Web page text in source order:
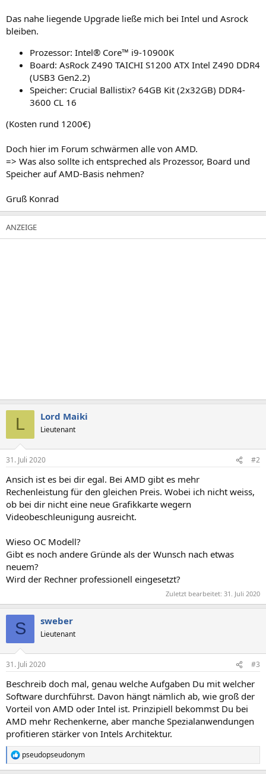
Das nahe liegende Upgrade ließe mich bei Intel und Asrock
bleiben.
Prozessor: Intel® Core™ i9-10900K
Board: AsRock Z490 TAICHI S1200 ATX Intel Z490 DDR4
(USB3 Gen2.2)
Speicher: Crucial Ballistix? 64GB Kit (2x32GB) DDR4-
3600 CL 16
(Kosten rund 1200€)
Doch hier im Forum schwärmen alle von AMD.
=> Was also sollte ich entspreched als Prozessor, Board und
Speicher auf AMD-Basis nehmen?
⁣Gruß Konrad
L Lord Maiki
Lieutenant
31. Juli 2020 #2
Ansich ist es bei dir egal. Bei AMD gibt es mehr
Rechenleistung für den gleichen Preis. Wobei ich nicht weiss,
ob bei dir nicht eine neue Grafikkarte wegern
Videobeschleunigung ausreicht.
Wieso OC Modell?
Gibt es noch andere Gründe als der Wunsch nach etwas
neuem?
Wird der Rechner professionell eingesetzt?
Zuletzt bearbeitet: 31. Juli 2020
S sweber
Lieutenant
31. Juli 2020 #3
Beschreib doch mal, genau welche Aufgaben Du mit welcher
Software durchführst. Davon hängt nämlich ab, wie groß der
Vorteil von AMD oder Intel ist. Prinzipiell bekommst Du bei
AMD mehr Rechenkerne, aber manche Spezialanwendungen
profitieren stärker von Intels Architektur.
R
e
pseudopseudonym